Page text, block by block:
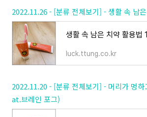
2022.11.26 - [분류 전체보기] - 생활 속 남
생활 속 남은 치약 활용법
luck.ttung.co.kr
2022.11.20 - [분류 전체보기] - 머리가 멍
at.브레인 포그)